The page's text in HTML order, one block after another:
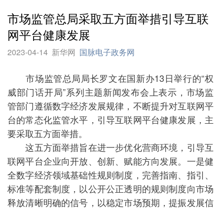
市场监管总局采取五方面举措引导互联
网平台健康发展
2023-04-14 新华网 国脉电子政务网
市场监管总局局长罗文在国新办13日举行的“权
威部门话开局”系列主题新闻发布会上表示，市场监
管部门遵循数字经济发展规律，不断提升对互联网平
台的常态化监管水平，引导互联网平台健康发展，主
要采取五方面举措。
这五方面举措旨在进一步优化营商环境，引导互
联网平台企业向开放、创新、赋能方向发展。一是健
全数字经济领域基础性规则制度，完善指南、指引、
标准等配套制度，以公开公正透明的规则制度向市场
释放清晰明确的信号，以稳定市场预期，提振发展信